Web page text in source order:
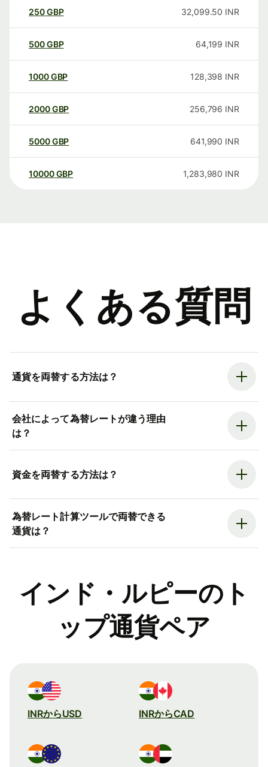
250GBP 32,099.50 INR
500GBP 64,199 INR
1000GBP 128,398 INR
2000GBP 256,796 INR
5000GBP 641,990 INR
10000 GBP 1,283,980 INR
よくある質問
通貨を両替する方法は？
会社によって為替レートが違う理由
は？
資金を両替する方法は？
為替レート計算ツールで両替できる
通貨は？
インド・ルピーのト
ップ通貨ペア
INRからUSD INRからCAD